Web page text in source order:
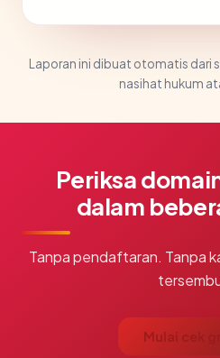
Laporan ini dibuat otomatis dari
nasihat hukum
Periksa
dalam
Tanpa pendaftaran. Tanpa
Mulai cek